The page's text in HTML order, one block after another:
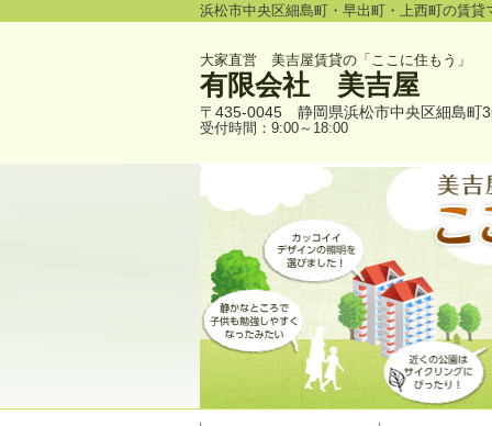
浜松市中央区細島町・早出町・上西町の賃
大家直営 美吉屋賃貸の「ここに住もう」
有限会社 美吉屋
〒435-0045 静岡県浜松市中央区細島町
受付時間：9:00～18:00